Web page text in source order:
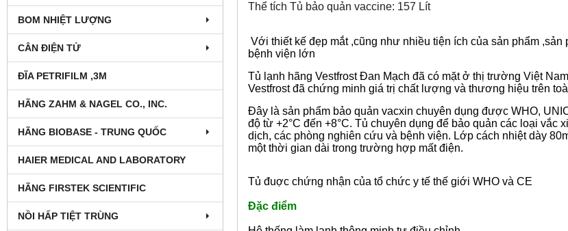
BOM NHIỆT LƯỢNG
CÂN ĐIỆN TỬ
ĐĨA PETRIFILM ,3M
HÃNG ZAHM & NAGEL CO., INC.
HÃNG BIOBASE - TRUNG QUỐC
HAIER MEDICAL AND LABORATORY
HÃNG FIRSTEK SCIENTIFIC
NỒI HẤP TIỆT TRÙNG
Thể tích Tủ bảo quản vaccine: 157 Lít
Với thiết kế đẹp mắt ,cũng như nhiều tiện ích của sản phẩm
bệnh viện lớn
Tủ lạnh hãng Vestfrost Đan Mạch đã có mặt ở thị trường Việt
Vestfrost đã chứng minh giá trị chất lượng và thương hiệu trên
Đây là sản phẩm bảo quản vacxin chuyên dụng được WHO,
độ từ +2°C đến +8°C. Tủ chuyên dụng để bảo quản các loại vắc
dịch, các phòng nghiên cứu và bệnh viện. Lớp cách nhiệt dày
một thời gian dài trong trường hợp mất điện.
Tủ đuợc chứng nhận của tổ chức y tế thế giới WHO và CE
Đặc điểm